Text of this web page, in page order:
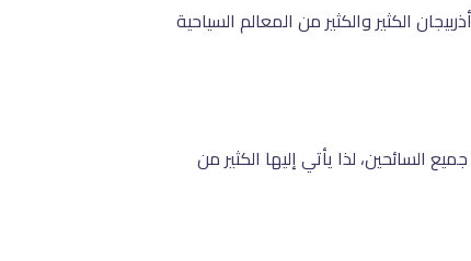
الكثير والكثير من المعالم السياحية
السائحين، لذا يأتي إليها الكثير من